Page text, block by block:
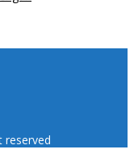
reserved